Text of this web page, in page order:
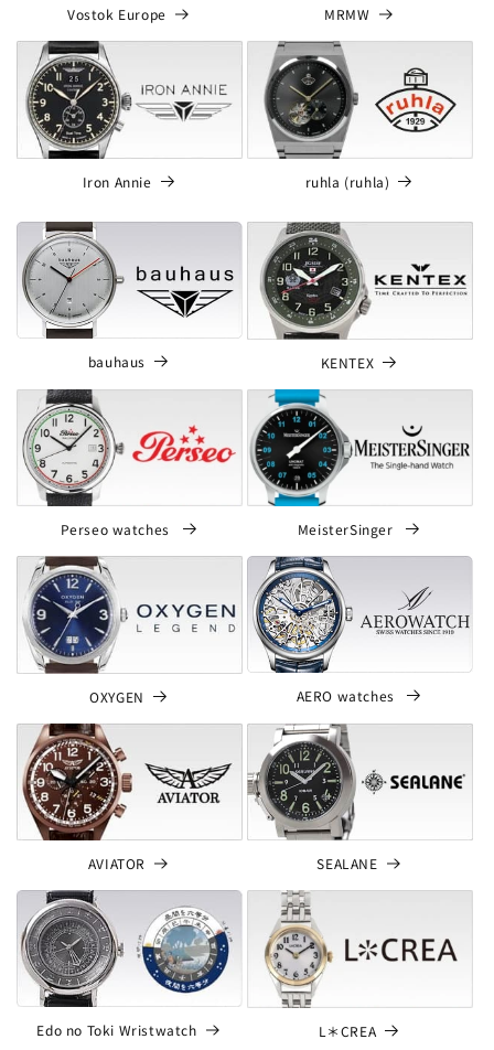
Vostok Europe MRMW
Iron Annie ruhla (ruhla)
bauhaus KENTEX
Perseo watches MeisterSinger
OXYGEN AERO watches
AVIATOR SEALANE
Edo no Toki Wristwatch L＊CREA